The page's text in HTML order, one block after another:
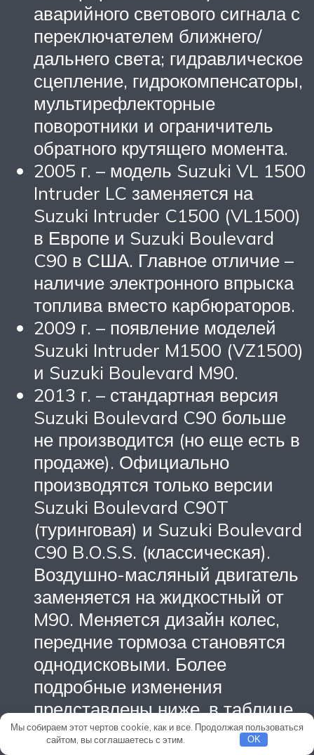
аварийного светового сигнала с
переключателем ближнего/
дальнего света; гидравлическое
сцепление, гидрокомпенсаторы,
мультирефлекторные
поворотники и ограничитель
обратного крутящего момента.
2005 г. – модель Suzuki VL 1500
Intruder LC заменяется на
Suzuki Intruder C1500 (VL1500)
в Европе и Suzuki Boulevard
C90 в США. Главное отличие –
наличие электронного впрыска
топлива вместо карбюраторов.
2009 г. – появление моделей
Suzuki Intruder M1500 (VZ1500)
и Suzuki Boulevard M90.
2013 г. – стандартная версия
Suzuki Boulevard C90 больше
не производится (но еще есть в
продаже). Официально
производятся только версии
Suzuki Boulevard C90T
(туринговая) и Suzuki Boulevard
C90 B.O.S.S. (классическая).
Воздушно-масляный двигатель
заменяется на жидкостный от
M90. Меняется дизайн колес,
передние тормоза становятся
однодисковыми. Более
подробные изменения
представлены ниже, в таблице
“Технические характеристики”.
Мы собираем этот чертов cookie, как и все. Продолжая пользоваться
сайтом, вы соглашаетесь с этим.
OK